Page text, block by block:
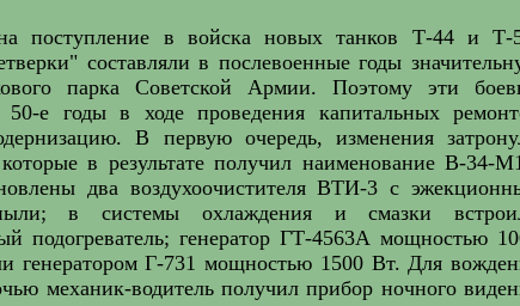
поступление в войска новых танков Т-44 и Т-
составляли в послевоенные годы
парка Советской Армии. Поэтому эти
е годы в ходе проведения капитальных
В первую очередь, изменения
которые в результате получил наименование В-34-
два воздухоочистителя ВТИ-3 с
в системы охлаждения и смазки
подогреватель; генератор ГТ-4563А мощностью
генератором Г-731 мощностью 1500 Вт. Для
механик-водитель получил прибор ночного